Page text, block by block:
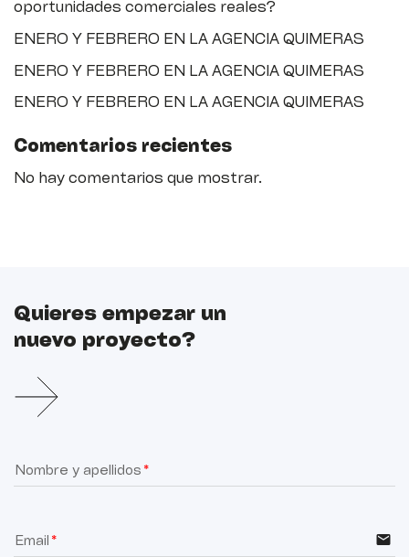
oportunidades comerciales reales?
ENERO Y FEBRERO EN LA AGENCIA QUIMERAS
ENERO Y FEBRERO EN LA AGENCIA QUIMERAS
ENERO Y FEBRERO EN LA AGENCIA QUIMERAS
Comentarios recientes
No hay comentarios que mostrar.
Quieres empezar un
nuevo proyecto?
Nombre y apellidos
Email email